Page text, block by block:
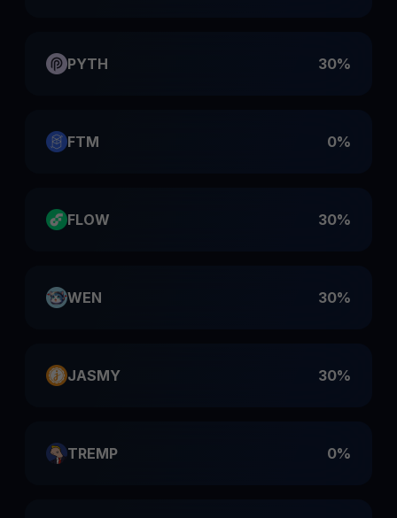
PYTH 30%
FTM 0%
FLOW 30%
WEN 30%
JASMY 30%
TREMP 0%